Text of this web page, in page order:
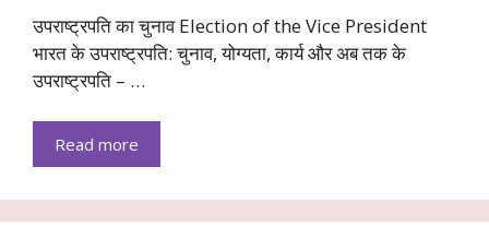
उपराष्ट्रपति का चुनाव Election of the Vice President
भारत के उपराष्ट्रपति: चुनाव, योग्यता, कार्य और अब तक के
उपराष्ट्रपति – …
Read more